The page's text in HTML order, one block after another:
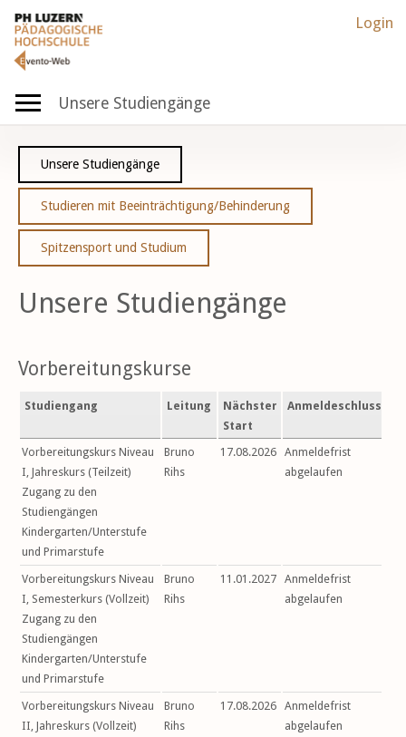
Login
Unsere Studiengänge
Unsere Studiengänge
Studieren mit Beeinträchtigung/Behinderung
Spitzensport und Studium
Unsere Studiengänge
Vorbereitungskurse
Studiengang Leitung
Nächster
Start
Anmeldeschluss
Vorbereitungskurs Niveau
I, Jahreskurs (Teilzeit)
Zugang zu den
Studiengängen
Kindergarten/Unterstufe
und Primarstufe
Bruno
Rihs
17.08.2026 Anmeldefrist
abgelaufen
Vorbereitungskurs Niveau
I, Semesterkurs (Vollzeit)
Zugang zu den
Studiengängen
Kindergarten/Unterstufe
und Primarstufe
Bruno
Rihs
11.01.2027 Anmeldefrist
abgelaufen
Vorbereitungskurs Niveau
II, Jahreskurs (Vollzeit)
Bruno
Rihs
17.08.2026 Anmeldefrist
abgelaufen